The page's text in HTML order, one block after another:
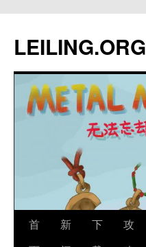
文
LEILING.ORG
首
新
下
攻